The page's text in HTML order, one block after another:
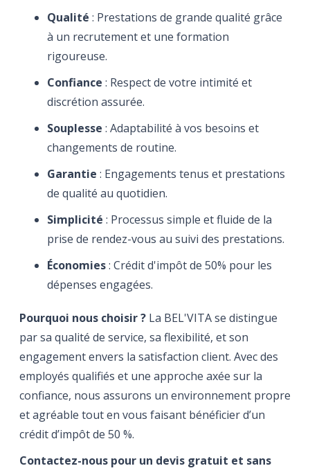
Qualité : Prestations de grande qualité grâce
à un recrutement et une formation
rigoureuse.
Confiance : Respect de votre intimité et
discrétion assurée.
Souplesse : Adaptabilité à vos besoins et
changements de routine.
Garantie : Engagements tenus et prestations
de qualité au quotidien.
Simplicité : Processus simple et fluide de la
prise de rendez-vous au suivi des prestations.
Économies: Crédit d'impôt de 50% pour les
dépenses engagées.
Pourquoi nous choisir ? La BEL'VITA se distingue
par sa qualité de service, sa flexibilité, et son
engagement envers la satisfaction client. Avec des
employés qualifiés et une approche axée sur la
confiance, nous assurons un environnement propre
et agréable tout en vous faisant bénéficier d’un
crédit d’impôt de 50 %.
Contactez-nous pour un devis gratuit et sans